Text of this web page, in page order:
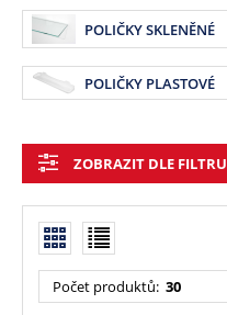
POLIČKY SKLENĚNÉ
POLIČKY PLASTOVÉ
ZOBRAZIT DLE FILTRU
Počet produktů: 30